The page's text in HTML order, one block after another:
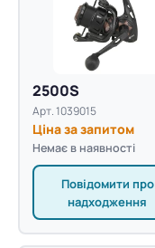
2500S
Арт. 1039015
Ціна за запитом
Немає в наявності
Повідомити про
надходження